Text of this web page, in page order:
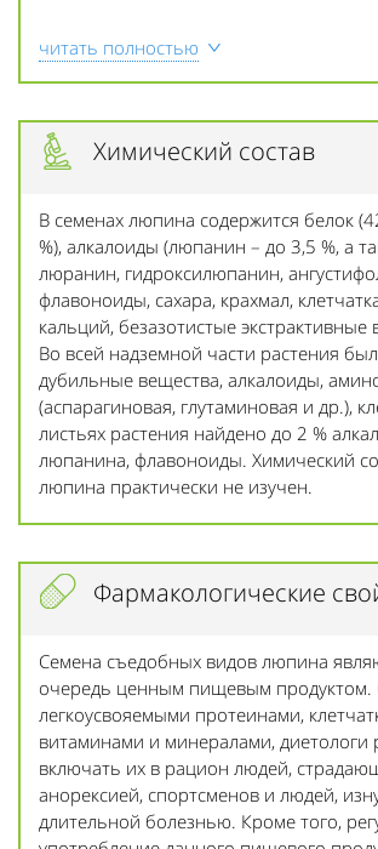
читать полностью
Химический состав
В семенах люпина содержится белок
%), алкалоиды (люпанин – до 3,5 %, а
люранин, гидроксилюпанин,
флавоноиды, сахара, крахмал,
кальций, безазотистые экстрактивные
Во всей надземной части растения
дубильные вещества, алкалоиды,
(аспарагиновая, глутаминовая и др.),
листьях растения найдено до 2 %
люпанина, флавоноиды. Химический
люпина практически не изучен.
Фармакологические
Семена съедобных видов люпина
очередь ценным пищевым продуктом.
легкоусвояемыми протеинами,
витаминами и минералами, диетологи
включать их в рацион людей,
анорексией, спортсменов и людей,
длительной болезнью. Кроме того,